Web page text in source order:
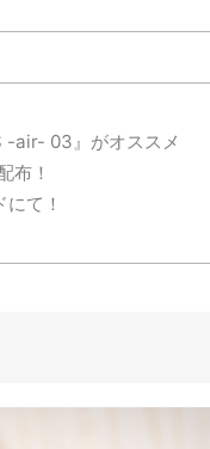
-air- 03』がオススメ
布！
て！